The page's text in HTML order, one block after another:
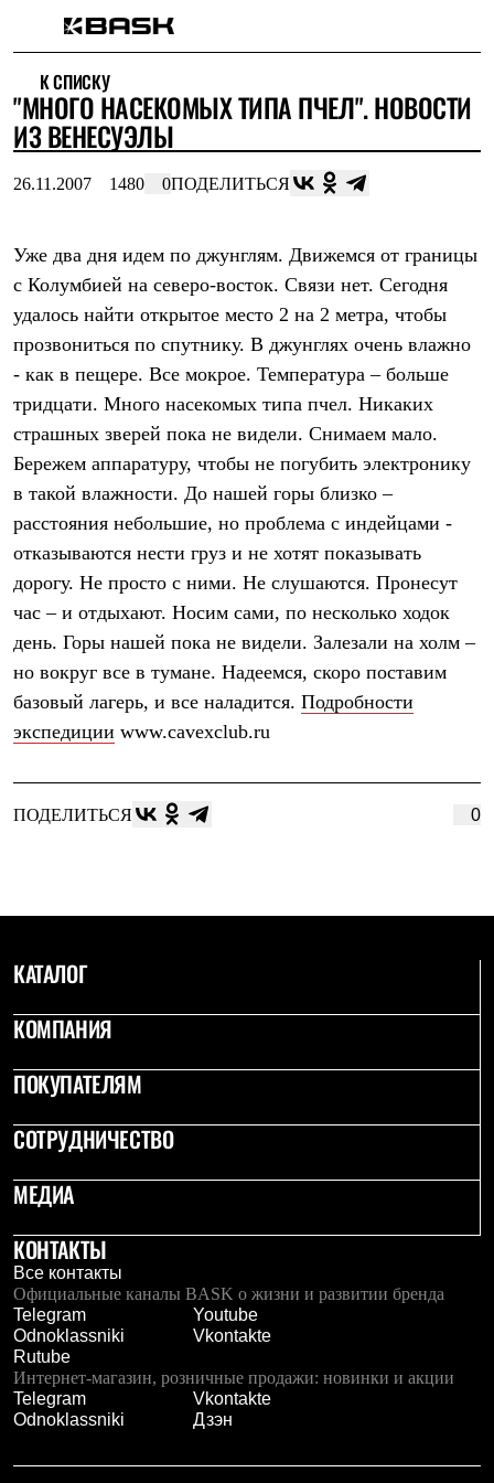
Интернет-магазин
Мужская одежда
Утепленная пухом
Куртки
Жилеты
Куртки
Штормовая одежда
Куртки
Софтшелл одежда
Куртки
Брюки
Флисовая одежда
Куртки
Брюки
Термобелье
Теплое термобелье
Легкое термобелье
Лёгкая одежда
Футболки
Толстовки
Брюки
Шорты
Женская одежда
Утепленная пухом
Утепленная синтетикой
Софтшелл одежда
Брюки
Лёгкая одежда
Футболки
Брюки
Термобелье
Среднее термобелье
Легкое термобелье
Куртки
Детская одежда
Утепленная пухом
Комбинезоны
Куртки
Брюки
Утепленная синтетикой
Комбинезоны
Куртки
Брюки
Лёгкая одежда
Толстовки
К СПИСКУ
"МНОГО НАСЕКОМЫХ ТИПА ПЧЕЛ". НОВОСТИ
ИЗ ВЕНЕСУЭЛЫ
26.11.2007 1480 0ПОДЕЛИТЬСЯ
Уже два дня идем по джунглям. Движемся от границы
с Колумбией на северо-восток. Связи нет. Сегодня
удалось найти открытое место 2 на 2 метра, чтобы
прозвониться по спутнику. В джунглях очень влажно
- как в пещере. Все мокрое. Температура – больше
тридцати. Много насекомых типа пчел. Никаких
страшных зверей пока не видели. Снимаем мало.
Бережем аппаратуру, чтобы не погубить электронику
в такой влажности. До нашей горы близко –
расстояния небольшие, но проблема с индейцами -
отказываются нести груз и не хотят показывать
дорогу. Не просто с ними. Не слушаются. Пронесут
час – и отдыхают. Носим сами, по несколько ходок
день. Горы нашей пока не видели. Залезали на холм –
но вокруг все в тумане. Надеемся, скоро поставим
базовый лагерь, и все наладится. Подробности
экспедиции www.cavexclub.ru
ПОДЕЛИТЬСЯ 0
КАТАЛОГ
КОМПАНИЯ
ПОКУПАТЕЛЯМ
СОТРУДНИЧЕСТВО
МЕДИА
КОНТАКТЫ
Все контакты
Официальные каналы BASK о жизни и развитии бренда
Telegram
Youtube
Odnoklassniki
Vkontakte
Rutube
Интернет-магазин, розничные продажи: новинки и акции
Telegram
Vkontakte
Odnoklassniki
Дзэн